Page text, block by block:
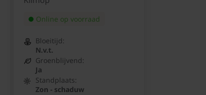
Online op voorraad
Bloeitijd:
N.v.t.
Groenblijvend:
Ja
Standplaats:
Zon - schaduw